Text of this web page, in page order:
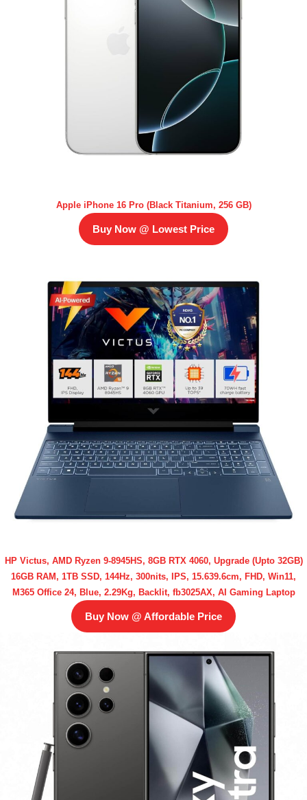
Apple iPhone 16 Pro (Black Titanium, 256 GB)
Buy Now @ Lowest Price
HP Victus, AMD Ryzen 9-8945HS, 8GB RTX 4060, Upgrade (Upto 32GB)
16GB RAM, 1TB SSD, 144Hz, 300nits, IPS, 15.639.6cm, FHD, Win11,
M365 Office 24, Blue, 2.29Kg, Backlit, fb3025AX, AI Gaming Laptop
Buy Now @ Affordable Price